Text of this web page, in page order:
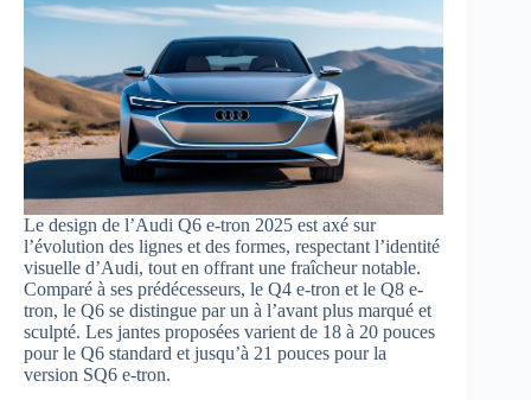
Le design de l’Audi Q6 e-tron 2025 est axé sur
l’évolution des lignes et des formes, respectant l’identité
visuelle d’Audi, tout en offrant une fraîcheur notable.
Comparé à ses prédécesseurs, le Q4 e-tron et le Q8 e-
tron, le Q6 se distingue par un à l’avant plus marqué et
sculpté. Les jantes proposées varient de 18 à 20 pouces
pour le Q6 standard et jusqu’à 21 pouces pour la
version SQ6 e-tron.